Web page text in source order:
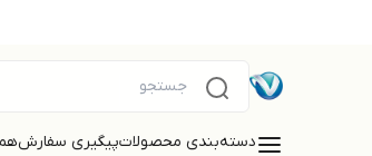
دسته‌بندی محصولاتپیگیری سفارش